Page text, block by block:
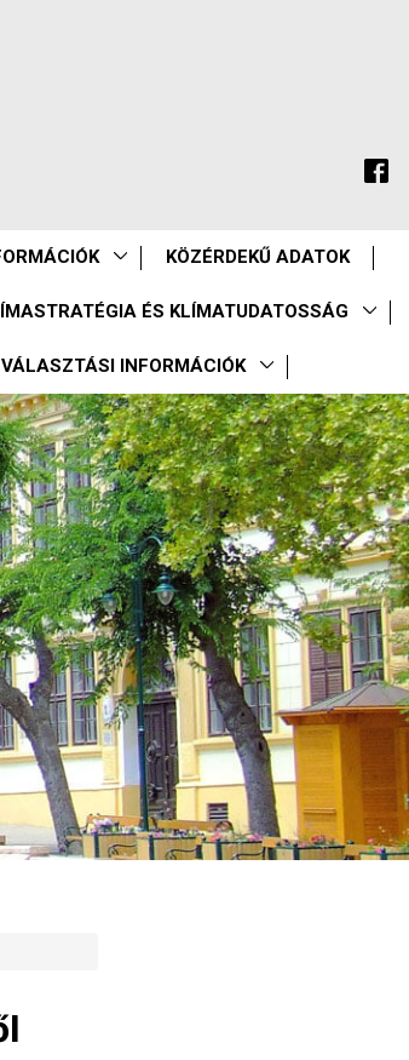
KÖZÉRDEKŰ ADATOK
ÉS KLÍMATUDATOSSÁG
VÁLASZTÁSI INFORMÁCIÓK